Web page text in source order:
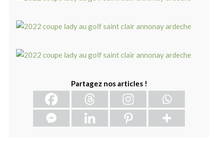
Partagez nos articles !